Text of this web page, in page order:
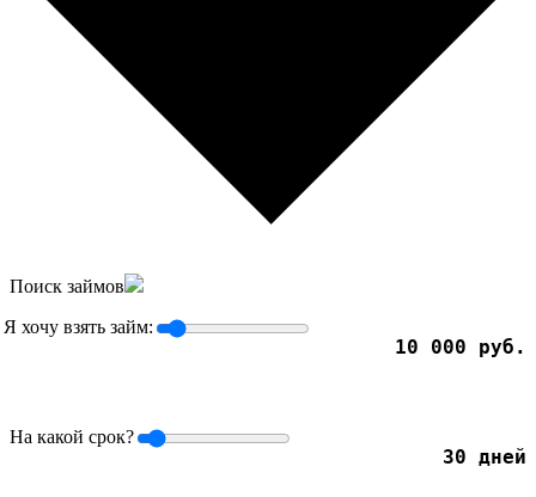
Поиск займов
Я хочу взять займ:
10 000 руб.
На какой срок?
30 дней